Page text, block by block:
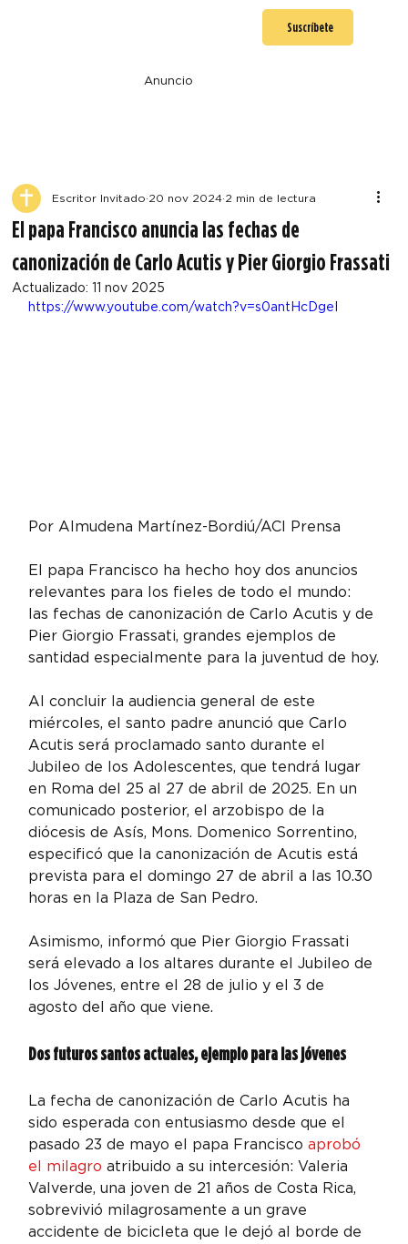
Suscríbete
Anuncio
El papa Francisco anuncia las fechas de
canonización de Carlo Acutis y Pier Giorgio Frassati
Escritor Invitado 20 nov 2024 2 min de lectura
Actualizado: 11 nov 2025
https://www.youtube.com/watch?v=s0antHcDgeI
Por Almudena Martínez-Bordiú/ACI Prensa
El papa Francisco ha hecho hoy dos anuncios
relevantes para los fieles de todo el mundo:
las fechas de canonización de Carlo Acutis y de
Pier Giorgio Frassati, grandes ejemplos de
santidad especialmente para la juventud de hoy.
Al concluir la audiencia general de este
miércoles, el santo padre anunció que Carlo
Acutis será proclamado santo durante el
Jubileo de los Adolescentes, que tendrá lugar
en Roma del 25 al 27 de abril de 2025. En un
comunicado posterior, el arzobispo de la
diócesis de Asís, Mons. Domenico Sorrentino,
especificó que la canonización de Acutis está
prevista para el domingo 27 de abril a las 10.30
horas en la Plaza de San Pedro.
Asimismo, informó que Pier Giorgio Frassati
será elevado a los altares durante el Jubileo de
los Jóvenes, entre el 28 de julio y el 3 de
agosto del año que viene.
Dos futuros santos actuales, ejemplo para las jóvenes
La fecha de canonización de Carlo Acutis ha
sido esperada con entusiasmo desde que el
pasado 23 de mayo el papa Francisco aprobó
el milagro atribuido a su intercesión: Valeria
Valverde, una joven de 21 años de Costa Rica,
sobrevivió milagrosamente a un grave
accidente de bicicleta que le dejó al borde de